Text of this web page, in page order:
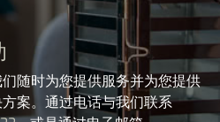
随时为您提供服务并为您提供
案。通过电话与我们联系